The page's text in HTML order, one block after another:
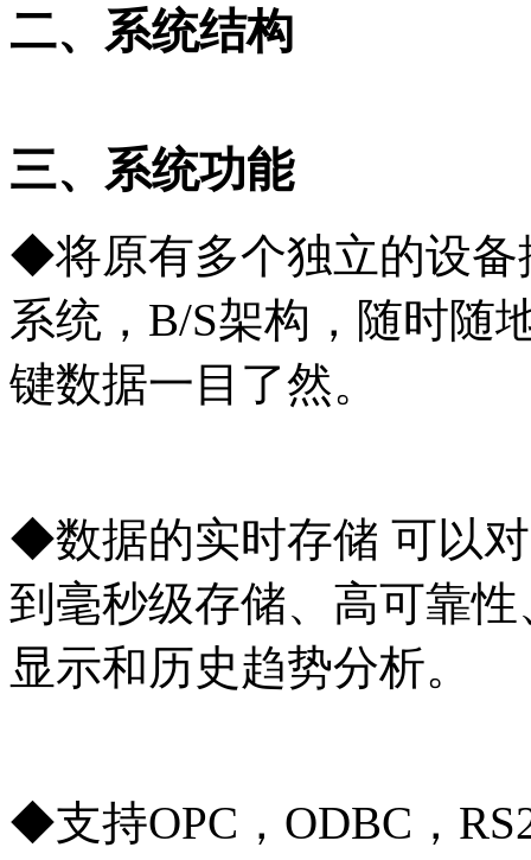
二、系统结构
三、系统功能
◆将原有多个独立的设备
系统，B/S架构，随时随
键数据一目了然。
◆数据的实时存储 可以
到毫秒级存储、高可靠
显示和历史趋势分析。
◆支持OPC，ODBC，